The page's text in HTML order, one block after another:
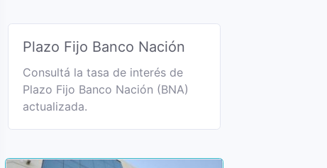
Plazo Fijo Banco Nación
Consultá la tasa de interés de
Plazo Fijo Banco Nación (BNA)
actualizada.